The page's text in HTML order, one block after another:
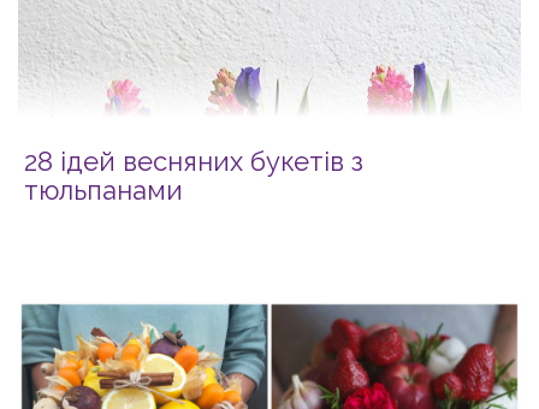
28 ідей весняних букетів з
тюльпанами